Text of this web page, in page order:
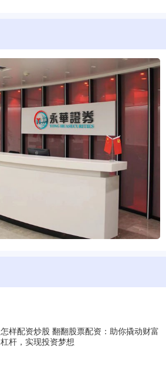
怎样配资炒股 翻翻股票配资：助你撬动财富
杠杆，实现投资梦想